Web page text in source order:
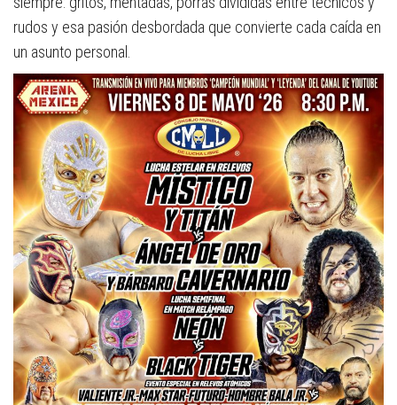
rudos y esa pasión desbordada que convierte cada caída en
un asunto personal.